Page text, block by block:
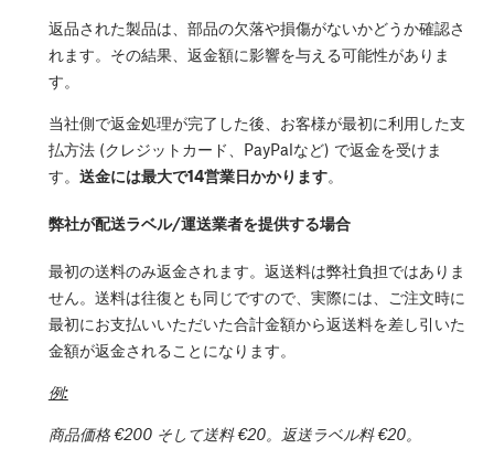
返品された製品は、部品の欠落や損傷がないかどうか確認さ
れます。その結果、返金額に影響を与える可能性がありま
す。
当社側で返金処理が完了した後、お客様が最初に利用した支
払方法 (クレジットカード、PayPalなど) で返金を受けま
す。 送金には最大で14営業日かかります。
弊社が配送ラベル/運送業者を提供する場合
最初の送料のみ返金されます。返送料は弊社負担ではありま
せん。送料は往復とも同じですので、実際には、ご注文時に
最初にお支払いいただいた合計金額から返送料を差し引いた
金額が返金されることになります。
例:
商品価格 €200 そして送料 €20。返送ラベル料 €20。